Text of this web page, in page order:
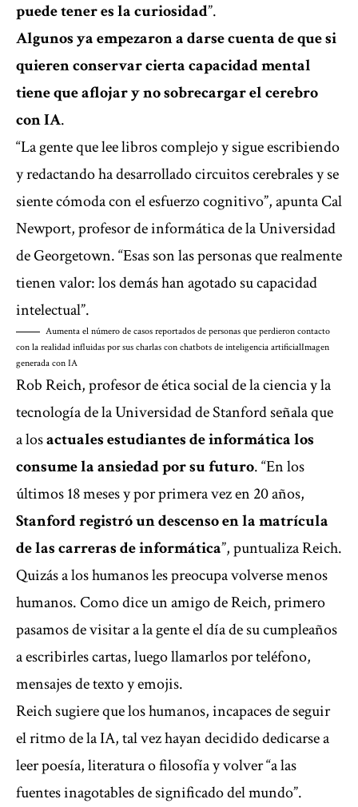
puede tener es la curiosidad”.
Algunos ya empezaron a darse cuenta de que si
quieren conservar cierta capacidad mental
tiene que aflojar y no sobrecargar el cerebro
con IA.
“La gente que lee libros complejo y sigue escribiendo
y redactando ha desarrollado circuitos cerebrales y se
siente cómoda con el esfuerzo cognitivo”, apunta Cal
Newport, profesor de informática de la Universidad
de Georgetown. “Esas son las personas que realmente
tienen valor: los demás han agotado su capacidad
intelectual”.
Aumenta el número de casos reportados de personas que perdieron contacto
con la realidad influidas por sus charlas con chatbots de inteligencia artificialImagen
generada con IA
Rob Reich, profesor de ética social de la ciencia y la
tecnología de la Universidad de Stanford señala que
a losactuales estudiantes de informática los
consume la ansiedad por su futuro. “En los
últimos 18 meses y por primera vez en 20 años,
Stanford registró un descenso en la matrícula
de las carreras de informática”, puntualiza Reich.
Quizás a los humanos les preocupa volverse menos
humanos. Como dice un amigo de Reich, primero
pasamos de visitar a la gente el día de su cumpleaños
a escribirles cartas, luego llamarlos por teléfono,
mensajes de texto y emojis.
Reich sugiere que los humanos, incapaces de seguir
el ritmo de la IA, tal vez hayan decidido dedicarse a
leer poesía, literatura o filosofía y volver “a las
fuentes inagotables de significado del mundo”.